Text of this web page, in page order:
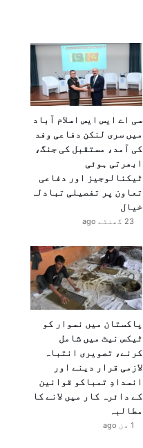
سی اے ایس ایس اسلام آباد
میں سری لنکن دفاعی وفد
کی آمد، مستقبل کی جنگ،
ابھرتی ہوئی
ٹیکنالوجیز اور دفاعی
تعاون پر تفصیلی تبادلہ
خیال
23 گھنٹے ago
پاکستان میں نسوار کو
ٹیکس نیٹ میں شامل
کرنے، تصویری انتباہ
لازمی قرار دینے اور
انسدادِ تمباکو قوانین
کے دائرہ کار میں لانے کا
مطالبہ
1 دن ago